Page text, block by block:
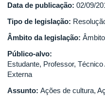
Data de publicação: 02/09/
Tipo de legislação:
Âmbito da legislação:
Público-alvo:
Estudante, Professor,
Externa
Assunto: Ações de cultura,